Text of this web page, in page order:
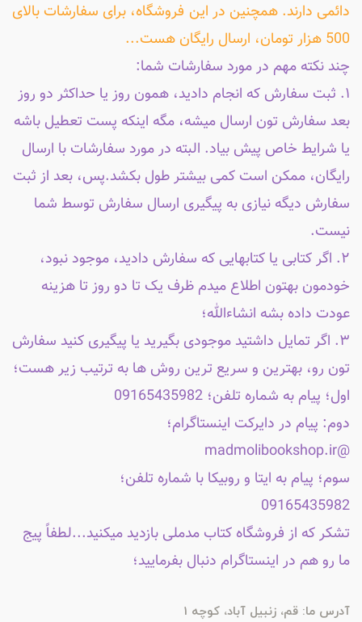
دائمی دارند. همچنین در این فروشگاه، برای سفارشات بالای
500 هزار تومان، ارسال رایگان هست...
چند نکته مهم در مورد سفارشات شما:
۱. ثبت سفارش که انجام دادید، همون روز یا حداکثر دو روز
بعد سفارش تون ارسال میشه، مگه اینکه پست تعطیل باشه
یا شرایط خاص پیش بیاد. البته در مورد سفارشات با ارسال
رایگان، ممکن است کمی بیشتر طول بکشد.پس، بعد از ثبت
سفارش دیگه نیازی به پیگیری ارسال سفارش توسط شما
نیست.
۲. اگر کتابی یا کتابهایی که سفارش دادید، موجود نبود،
خودمون بهتون اطلاع میدم ظرف یک تا دو روز تا هزینه
عودت داده بشه انشاءالله؛
۳. اگر تمایل داشتید موجودی بگیرید یا پیگیری کنید سفارش
تون رو، بهترین و سریع ترین روش ها به ترتیب زیر هست؛
اول؛ پیام به شماره تلفن؛ 09165435982
دوم: پیام در دایرکت اینستاگرام؛
@madmolibookshop.ir
سوم؛ پیام به ایتا و روبیکا با شماره تلفن؛
09165435982
تشکر که از فروشگاه کتاب مدملی بازدید میکنید...لطفاً پیج
ما رو هم در اینستاگرام دنبال بفرمایید؛
آدرس ما: قم، زنبیل آباد، کوچه 1